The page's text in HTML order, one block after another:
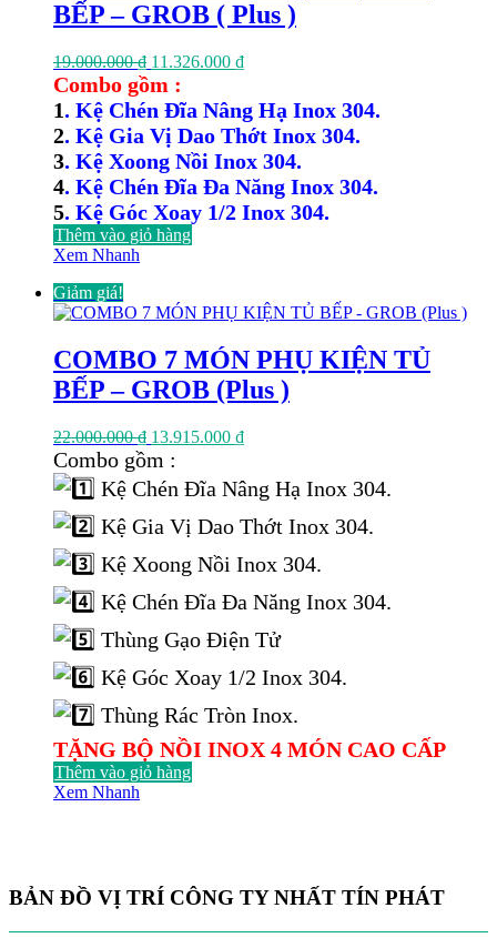
BẾP – GROB ( Plus )
19.000.000₫ Giá
gốc
là:
19.000.000 ₫.
11.326.000 ₫Giá
tại
là:
11.326.000 ₫.
Combo gồm :
1. Kệ Chén Đĩa Nâng Hạ Inox 304.
2. Kệ Gia Vị Dao Thớt Inox 304.
3. Kệ Xoong Nồi Inox 304.
4. Kệ Chén Đĩa Đa Năng Inox 304.
5. Kệ Góc Xoay 1/2 Inox 304.
Thêm vào giỏ hàng
Xem Nhanh
Giảm giá!
COMBO 7 MÓN PHỤ KIỆN TỦ
BẾP – GROB (Plus )
22.000.000₫ Giá
gốc
22.000.000 ₫.
13.915.000 ₫Giá
là:
13.915.000 ₫.
Combo gồm :
Kệ Chén Đĩa Nâng Hạ Inox 304.
Kệ Gia Vị Dao Thớt Inox 304.
Kệ Xoong Nồi Inox 304.
Kệ Chén Đĩa Đa Năng Inox 304.
Thùng Gạo Điện Tử
Kệ Góc Xoay 1/2 Inox 304.
Thùng Rác Tròn Inox.
TẶNG BỘ NỒI INOX 4 MÓN CAO CẤP
Thêm vào giỏ hàng
Xem Nhanh
BẢN ĐỒ VỊ TRÍ CÔNG TY NHẤT TÍN PHÁT